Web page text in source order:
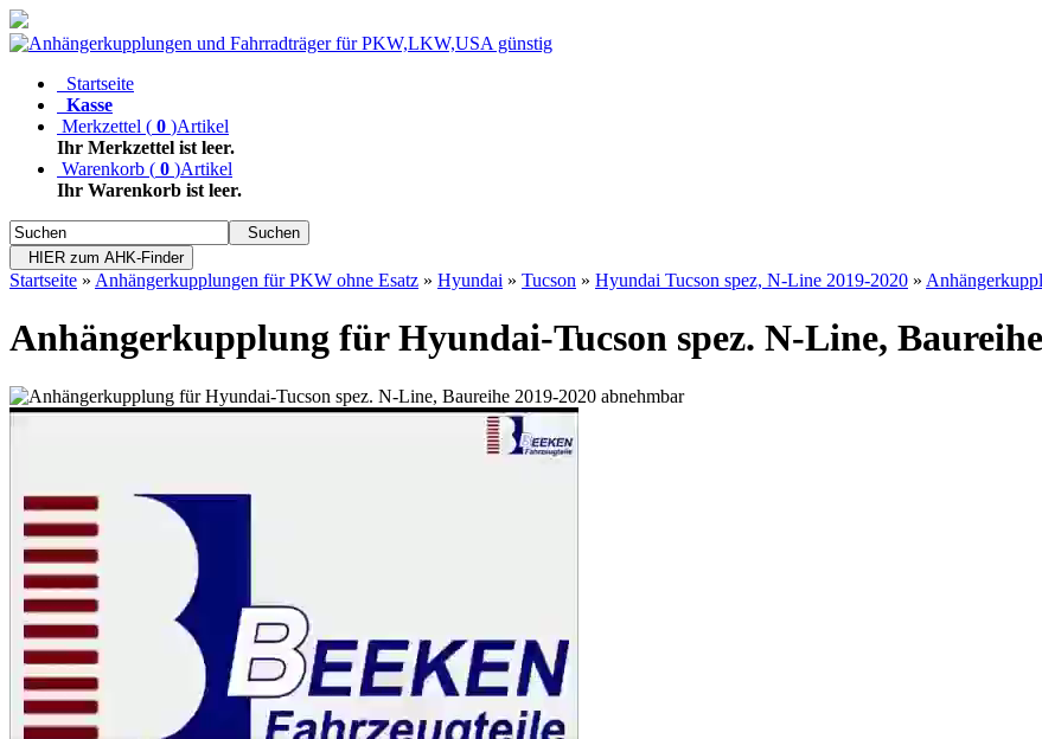
Startseite
Kasse
Merkzettel ( 0 )Artikel
Ihr Merkzettel ist leer.
Warenkorb ( 0 )Artikel
Ihr Warenkorb ist leer.
Suchen
HIER zum AHK-Finder
Startseite » Anhängerkupplungen für PKW ohne Esatz » Hyundai » Tucson » Hyundai Tucson spez, N-Line 2019-2020 »
Anhängerkupplung für Hyundai-Tucson spez. N-Line,